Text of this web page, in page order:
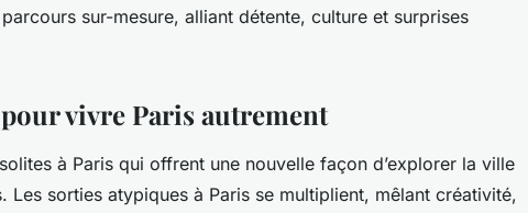
sur-mesure, alliant détente, culture et surprises
vivre Paris autrement
à Paris qui offrent une nouvelle façon d’explorer la ville
Les sorties atypiques à Paris se multiplient, mêlant créativité,